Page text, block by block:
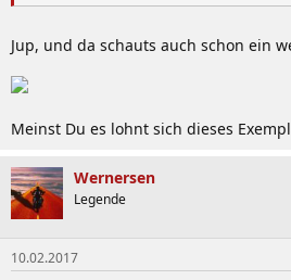
Jup, und da schauts auch schon ein
Meinst Du es lohnt sich dieses
Wernersen
Legende
10.02.2017